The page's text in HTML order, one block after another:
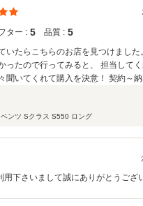
届きましたら、ご夫婦仲良くドラ
宜しくお願い致します。
ター : 5 品質 : 5
いたらこちらのお店を見つけました
ったので行ってみると、 担当して
聞いてくれて購入を決意！ 契約～
で大変満足しています。
ンツ Sクラス S550 ロング
用下さいまして誠にありがとうござ